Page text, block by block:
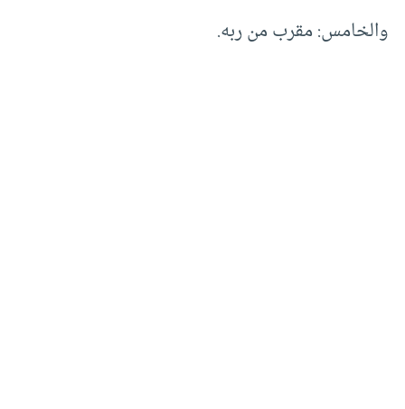
والخامس: مقرب من ربه.